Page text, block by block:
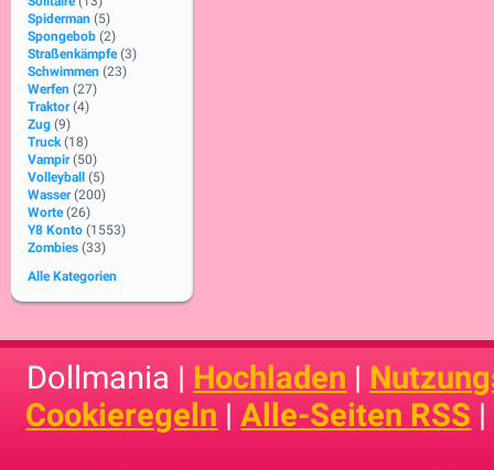
Spiderman (5)
Spongebob (2)
Straßenkämpfe (3)
Schwimmen (23)
Werfen (27)
Traktor (4)
Zug (9)
Truck (18)
Vampir (50)
Volleyball
(5)
Wasser (200)
Worte (26)
Y8 Konto (1553)
Zombies (33)
Alle Kategorien
Dollmania | Hochladen |
Cookieregeln |Alle-Seiten RSS |